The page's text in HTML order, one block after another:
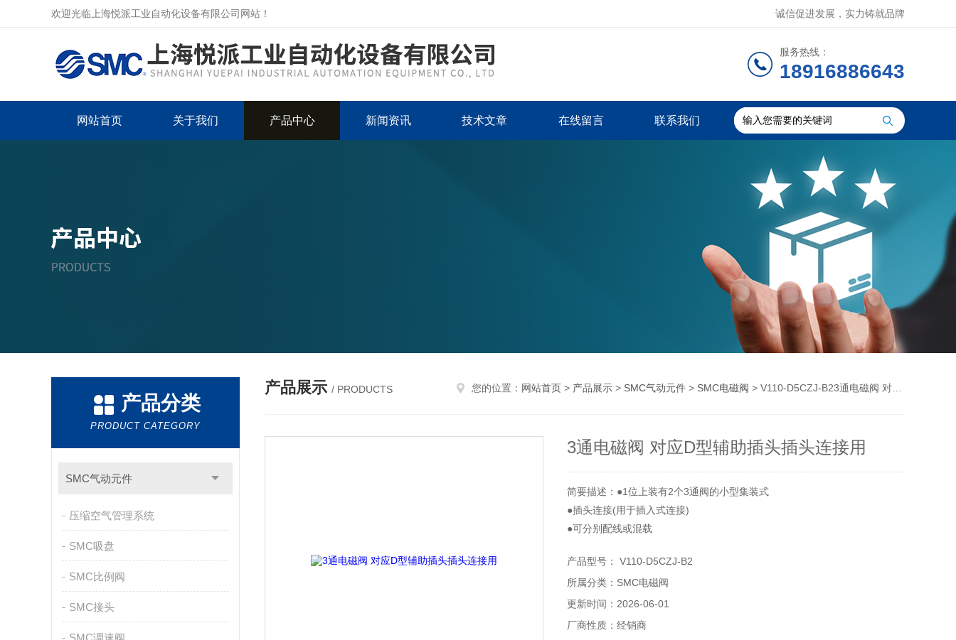
欢迎光临上海悦派工业自动化设备有限公司网站！ 诚信促进发展，实力铸就品牌
服务热线：
18916886643
网站首页 关于我们 产品中心 新闻资讯 技术文章 在线留言 联系我们
产品分类
PRODUCT CATEGORY
SMC气动元件
压缩空气管理系统
SMC吸盘
SMC比例阀
SMC接头
SMC调速阀
产品展示 / PRODUCTS 您的位置： 网站首页 > 产品展示 > SMC气动元件 > SMC电磁阀 > V110-D5CZJ-B23通电磁阀 对应D型辅助插头插头连接用
3通电磁阀 对应D型辅助插头插头连接用
简要描述：●1位上装有2个3通阀的小型集装式
●插头连接(用于插入式连接)
●可分别配线或混载
产品型号： V110-D5CZJ-B2
所属分类：SMC电磁阀
更新时间：2026-06-01
厂商性质：经销商